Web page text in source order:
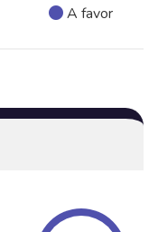
A favor